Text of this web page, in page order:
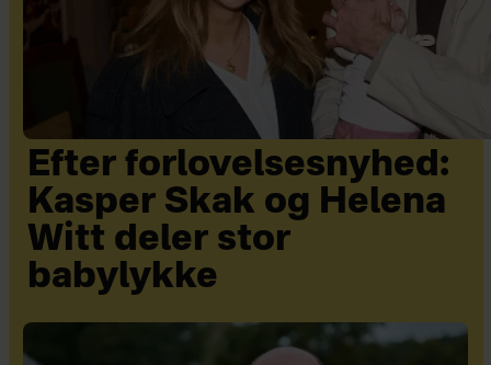
Efter forlovelsesnyhed:
Kasper Skak og Helena
Witt deler stor
babylykke